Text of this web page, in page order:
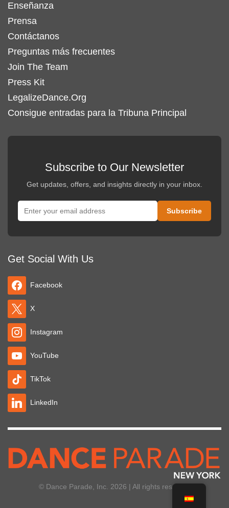
Enseñanza
Prensa
Contáctanos
Preguntas más frecuentes
Join The Team
Press Kit
LegalizeDance.Org
Consigue entradas para la Tribuna Principal
Subscribe to Our Newsletter
Get updates, offers, and insights directly in your inbox.
Get Social With Us
Facebook
X
Instagram
YouTube
TikTok
LinkedIn
© Dance Parade, Inc. 2026 | All rights reserved